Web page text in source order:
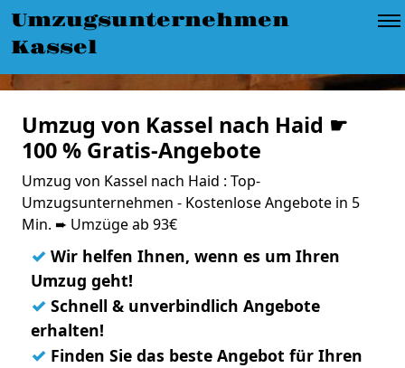
Umzugsunternehmen
Kassel
Umzug von Kassel nach Haid ☛
100 % Gratis-Angebote
Umzug von Kassel nach Haid : Top-
Umzugsunternehmen - Kostenlose Angebote in 5
Min. ➨ Umzüge ab 93€
✓ Wir helfen Ihnen, wenn es um Ihren
Umzug geht!
✓ Schnell & unverbindlich Angebote
erhalten!
✓ Finden Sie das beste Angebot für Ihren